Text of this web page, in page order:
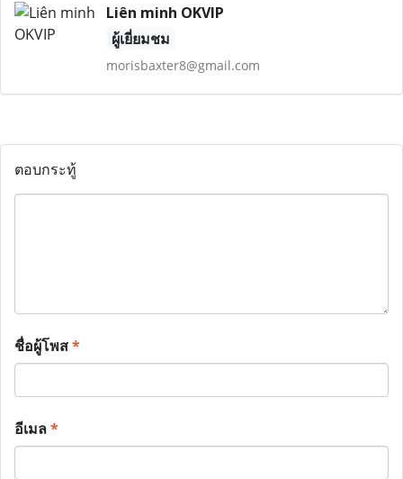
Liên minh OKVIP
ผู้เยี่ยมชม
morisbaxter8@gmail.com
ตอบกระทู้
ชื่อผู้โพส*
อีเมล*